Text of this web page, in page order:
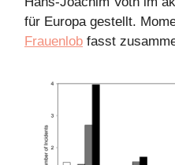
für Europa gestellt.
Frauenlob fasst